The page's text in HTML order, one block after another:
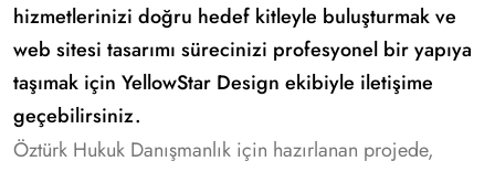
hizmetlerinizi doğru hedef kitleyle buluşturmak ve
web sitesi tasarımı sürecinizi profesyonel bir yapıya
taşımak için YellowStar Design ekibiyle iletişime
geçebilirsiniz.
Öztürk Hukuk Danışmanlık için hazırlanan projede,